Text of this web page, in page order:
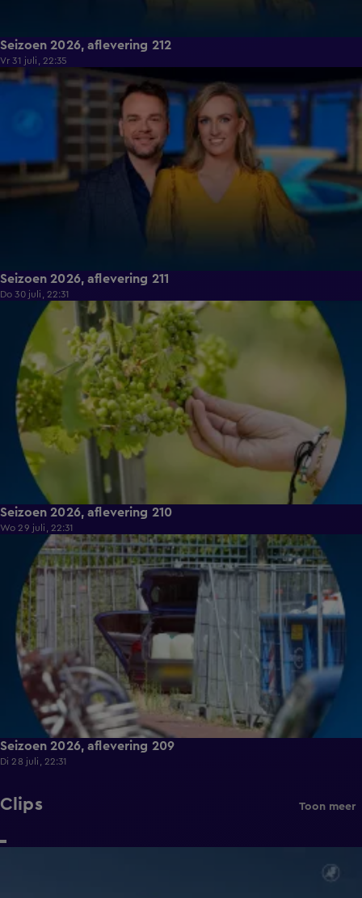
Seizoen 2026, aflevering 212
Vr 31 juli, 22:35
19:16
Seizoen 2026, aflevering 211
Do 30 juli, 22:31
Seizoen 2026, aflevering 210
Wo 29 juli, 22:31
Seizoen 2026, aflevering 209
Di 28 juli, 22:31
Clips Toon meer